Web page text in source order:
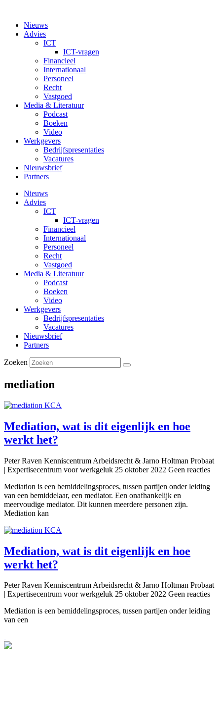
Nieuws
Advies
ICT
ICT-vragen
Financieel
Internationaal
Personeel
Recht
Vastgoed
Media & Literatuur
Podcast
Boeken
Video
Werkgevers
Bedrijfspresentaties
Vacatures
Nieuwsbrief
Partners
Nieuws
Advies
ICT
ICT-vragen
Financieel
Internationaal
Personeel
Recht
Vastgoed
Media & Literatuur
Podcast
Boeken
Video
Werkgevers
Bedrijfspresentaties
Vacatures
Nieuwsbrief
Partners
Zoeken
mediation
Mediation, wat is dit eigenlijk en hoe
werkt het?
Peter Raven Kenniscentrum Arbeidsrecht & Jarno Holtman Probaat
| Expertisecentrum voor werkgeluk 25 oktober 2022 Geen reacties
Mediation is een bemiddelingsproces, tussen partijen onder leiding
van een bemiddelaar, een mediator. Een onafhankelijk en
meervoudige mediator. Dit kunnen meerdere personen zijn.
Mediation kan
Mediation, wat is dit eigenlijk en hoe
werkt het?
Peter Raven Kenniscentrum Arbeidsrecht & Jarno Holtman Probaat
| Expertisecentrum voor werkgeluk 25 oktober 2022 Geen reacties
Mediation is een bemiddelingsproces, tussen partijen onder leiding
van een